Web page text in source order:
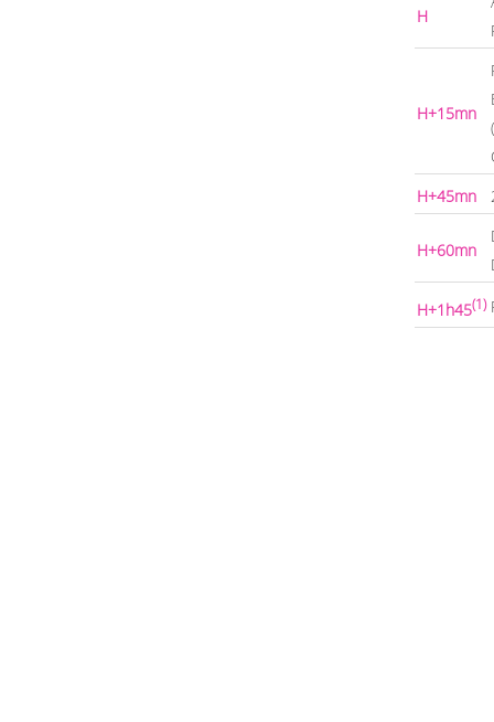
H
H+15mn
H+45mn
H+60mn
H+1h45(1)